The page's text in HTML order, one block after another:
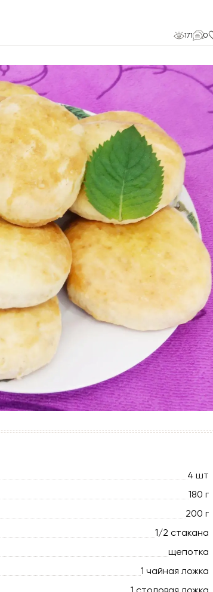
171 0
4 шт
180 г
200 г
1/2 стакана
щепотка
1 чайная ложка
1 столовая ложка